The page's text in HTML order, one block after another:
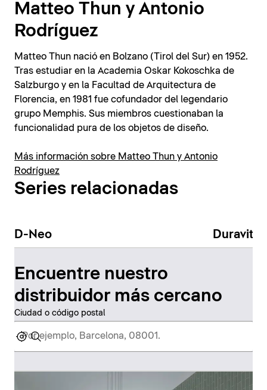
Matteo Thun y Antonio
Rodríguez
Matteo Thun nació en Bolzano (Tirol del Sur) en 1952.
Tras estudiar en la Academia Oskar Kokoschka de
Salzburgo y en la Facultad de Arquitectura de
Florencia, en 1981 fue cofundador del legendario
grupo Memphis. Sus miembros cuestionaban la
funcionalidad pura de los objetos de diseño.
Más información sobre Matteo Thun y Antonio
Rodríguez
Series relacionadas
D-Neo Duravit
Encuentre nuestro
distribuidor más cercano
Ciudad o código postal